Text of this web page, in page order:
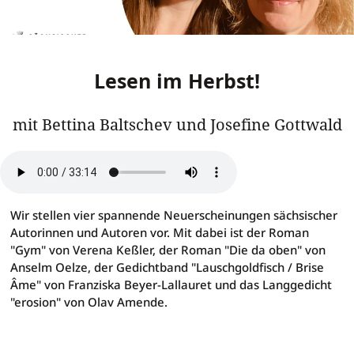
Lesen im Herbst!
mit Bettina Baltschev und Josefine Gottwald
Lesen im Herbst!
Wir stellen vier spannende Neuerscheinungen sächsischer
Autorinnen und Autoren vor. Mit dabei ist der Roman
"Gym" von Verena Keßler, der Roman "Die da oben" von
Anselm Oelze, der Gedichtband "Lauschgoldfisch / Brise
Âme" von Franziska Beyer-Lallauret und das Langgedicht
"erosion" von Olav Amende.